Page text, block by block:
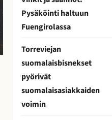
Pysäköinti haltuun
Fuengirolassa
Torreviejan
suomalaisbisnekset
pyörivät
suomalaisasiakkaiden
voimin